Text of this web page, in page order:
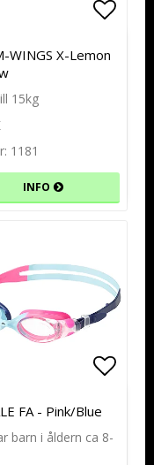
i favoritlistan
i favoritlistan
WINGS X-Lemon
15kg
1181
INFO
favoritlistan
favoritlistan
FA - Pink/Blue
barn i åldern ca 8-